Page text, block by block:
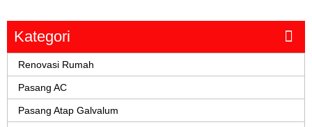
Kategori
Renovasi Rumah
Pasang AC
Pasang Atap Galvalum